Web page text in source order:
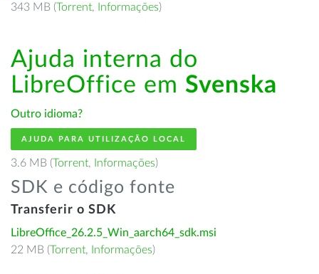
343 MB (Torrent, Informações)
Ajuda interna do
LibreOffice em Svenska
Outro idioma?
AJUDA PARA UTILIZAÇÃO LOCAL
3.6 MB (Torrent, Informações)
SDK e código fonte
Transferir o SDK
LibreOffice_26.2.5_Win_aarch64_sdk.msi
22 MB (Torrent, Informações)